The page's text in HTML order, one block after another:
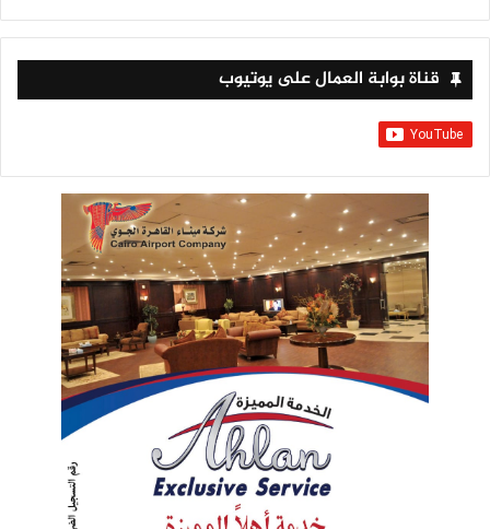
قناة بوابة العمال على يوتيوب